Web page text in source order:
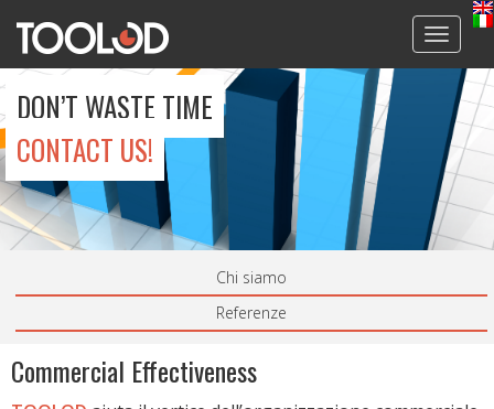
Toggle
DON’T WASTE TIME
CONTACT US!
Chi siamo
Referenze
Commercial Effectiveness